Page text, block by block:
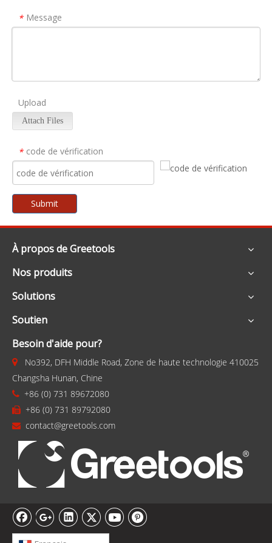
* Message
Upload
Attach Files
* code de vérification
Submit
À propos de Greetools
Nos produits
Solutions
Soutien
Besoin d'aide pour?
 No392, DFH Middle Road, Zone de haute technologie 410025
Changsha Hunan, Chine
 +86 (0) 731 89672080
 +86 (0) 731 89792080
 contact@greetools.com